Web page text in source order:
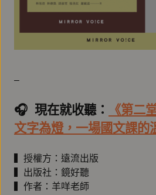
–
🎧️ 現在就收聽：
《第二
文字為燈，一場國文課的
▍授權方：遠流出版
▍出版社：鏡好聽
▍作者：羊咩老師